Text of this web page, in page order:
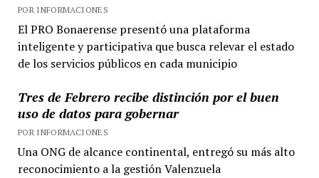
POR INFORMACIONES
El PRO Bonaerense presentó una plataforma
inteligente y participativa que busca relevar el estado
de los servicios públicos en cada municipio
Tres de Febrero recibe distinción por el buen
uso de datos para gobernar
POR INFORMACIONES
Una ONG de alcance continental, entregó su más alto
reconocimiento a la gestión Valenzuela